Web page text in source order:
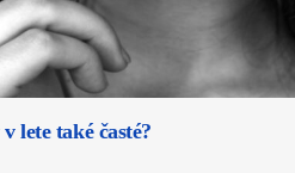
lete také časté?